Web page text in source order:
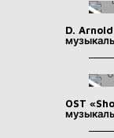
D.
OST